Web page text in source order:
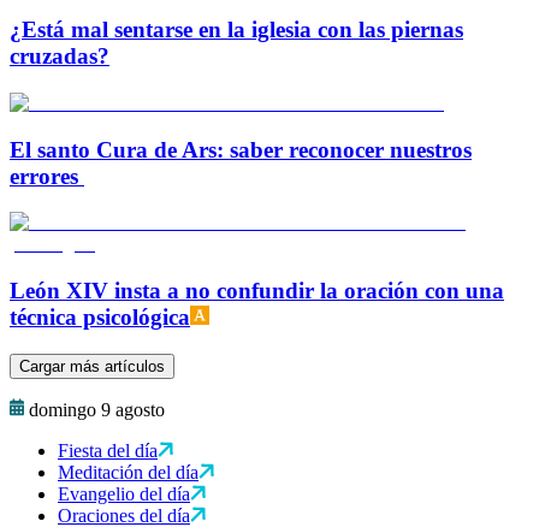
¿Está mal sentarse en la iglesia con las piernas
cruzadas?
El santo Cura de Ars: saber reconocer nuestros
errores
León XIV insta a no confundir la oración con una
técnica psicológica
Cargar más artículos
domingo 9 agosto
Fiesta del día
Meditación del día
Evangelio del día
Oraciones del día